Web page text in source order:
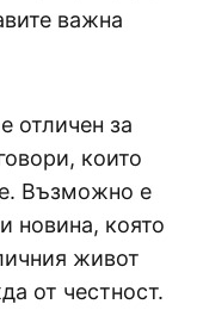
важна
отличен за
които
Възможно е
новина, която
живот
от честност.